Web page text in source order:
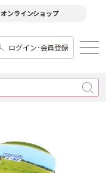
オンラインショップ
ログイン･会員登録